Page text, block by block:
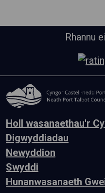
Rhannu
Holl wasanaethau'r
Digwyddiadau
Newyddion
Swyddi
Hunanwasanaeth